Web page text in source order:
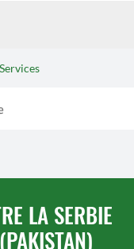
Services
LA SERBIE